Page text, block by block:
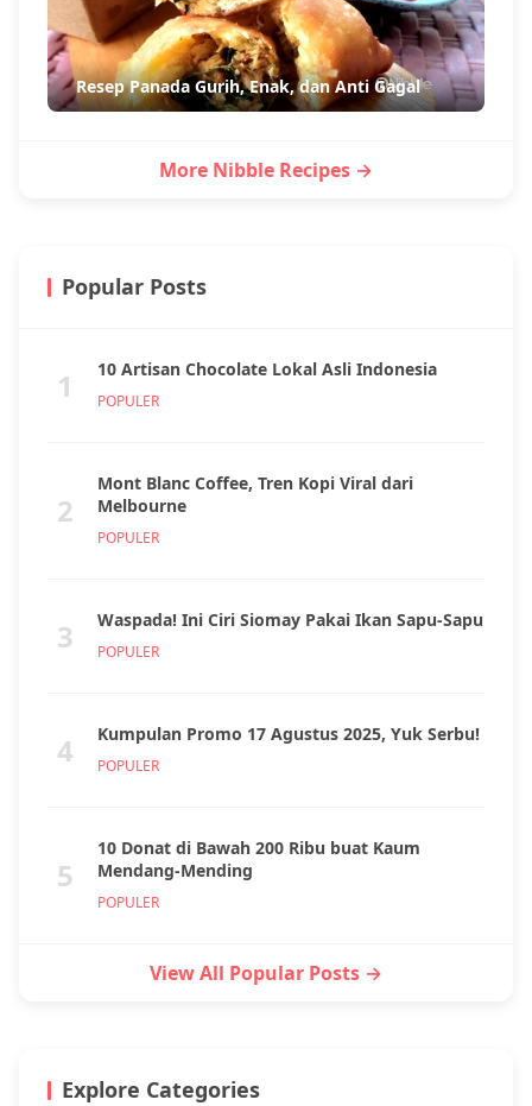
Resep Panada Gurih, Enak, dan Anti Gagal
More Nibble Recipes →
Popular Posts
1 10 Artisan Chocolate Lokal Asli Indonesia
POPULER
2
Mont Blanc Coffee, Tren Kopi Viral dari
Melbourne
POPULER
3 Waspada! Ini Ciri Siomay Pakai Ikan Sapu-Sapu
POPULER
4 Kumpulan Promo 17 Agustus 2025, Yuk Serbu!
POPULER
5
10 Donat di Bawah 200 Ribu buat Kaum
Mendang-Mending
POPULER
View All Popular Posts →
Explore Categories